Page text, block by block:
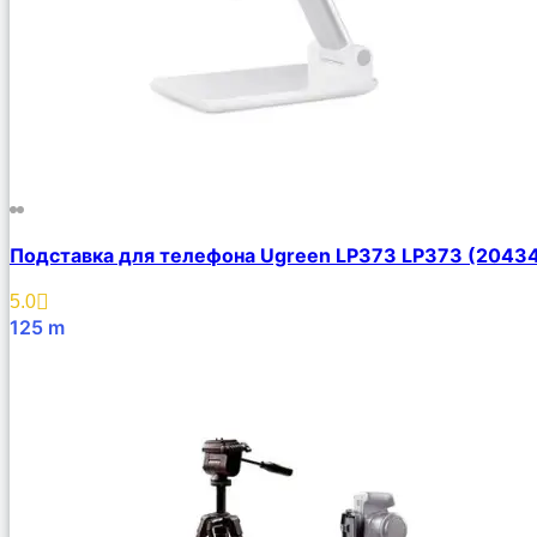
Подставка для телефона Ugreen LP373 LP373
5.0
125 m